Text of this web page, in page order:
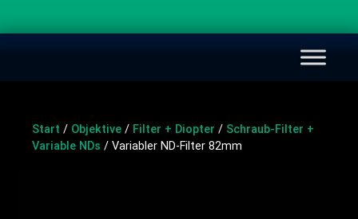
Start / Objektive / Filter + Diopter / Schraub-Filter +
Variable NDs / Variabler ND-Filter 82mm